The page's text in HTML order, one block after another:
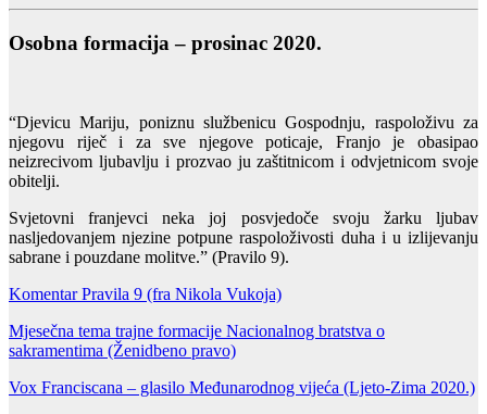
Osobna formacija – prosinac 2020.
“Djevicu Mariju, poniznu službenicu Gospodnju, raspoloživu za
njegovu riječ i za sve njegove poticaje, Franjo je obasipao
neizrecivom ljubavlju i prozvao ju zaštitnicom i odvjetnicom svoje
obitelji.
Svjetovni franjevci neka joj posvjedoče svoju žarku ljubav
nasljedovanjem njezine potpune raspoloživosti duha i u izlijevanju
sabrane i pouzdane molitve.” (Pravilo 9).
Komentar Pravila 9 (fra Nikola Vukoja)
Mjesečna tema trajne formacije Nacionalnog bratstva o
sakramentima (Ženidbeno pravo)
Vox Franciscana – glasilo Međunarodnog vijeća (Ljeto-Zima 2020.)